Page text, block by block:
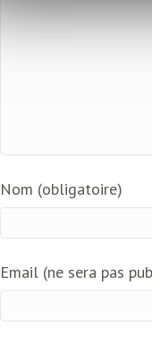
Nom (obligatoire)
Email (ne sera pas